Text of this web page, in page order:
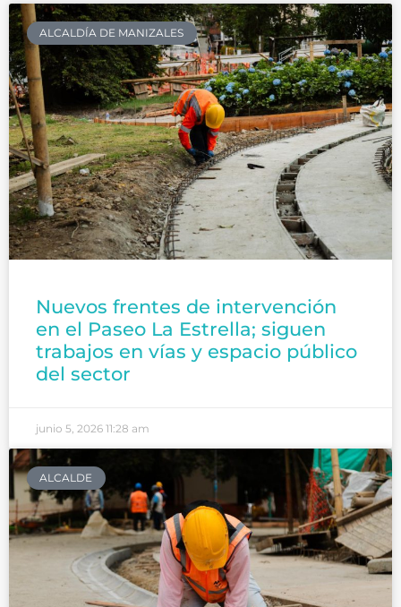
ALCALDÍA DE MANIZALES
Nuevos frentes de intervención
en el Paseo La Estrella; siguen
trabajos en vías y espacio público
del sector
junio 5, 2026 11:28 am
ALCALDE